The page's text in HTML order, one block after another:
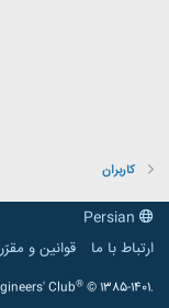
کاربران
ارتباط با ما
قوانین و
Club® © 1385-1401.